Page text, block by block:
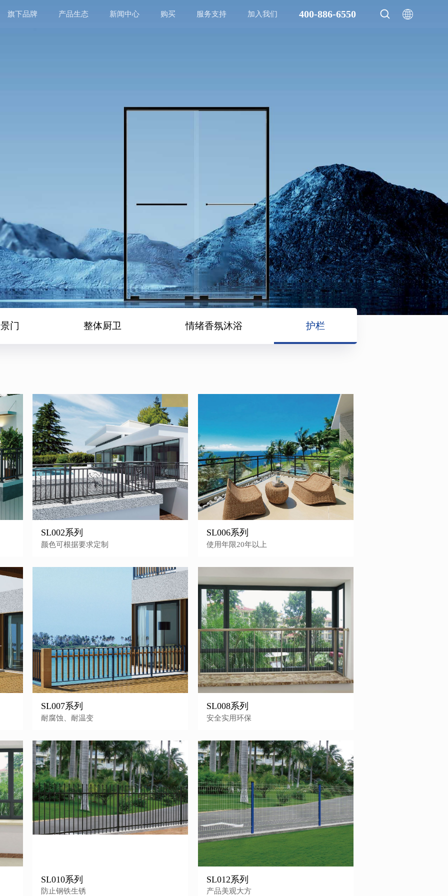
旗下品牌 产品生态 新闻中心 购买 服务支持 加入我们 400-886-6550
大家都在搜： 卫浴品牌
淋浴房
生间
门 整体厨卫 情绪香氛沐浴 护栏
SL002系列
颜色可根据要求定制
SL006系列
使用年限20年以上
SL007系列
耐腐蚀、耐温变
SL008系列
安全实用环保
SL010系列
防止钢铁生锈
SL012系列
产品美观大方